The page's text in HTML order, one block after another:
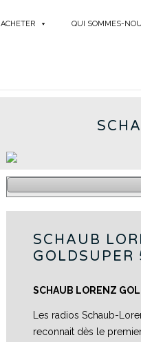
ACHETER QUI SOMMES-
SCHAUB
GOLDSUPER
SCHAUB LORENZ
Les radios Schaub-
reconnait dès le